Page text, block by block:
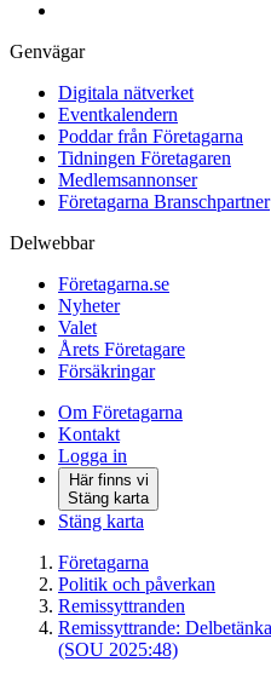
Genvägar
Digitala nätverket
Eventkalendern
Poddar från Företagarna
Tidningen Företagaren
Medlemsannonser
Företagarna Branschpartner
Delwebbar
Företagarna.se
Nyheter
Valet
Årets Företagare
Försäkringar
Om Företagarna
Kontakt
Logga in
Här finns vi
Stäng karta
Stäng karta
Företagarna
Politik och påverkan
Remissyttranden
Remissyttrande:
(SOU 2025:48)